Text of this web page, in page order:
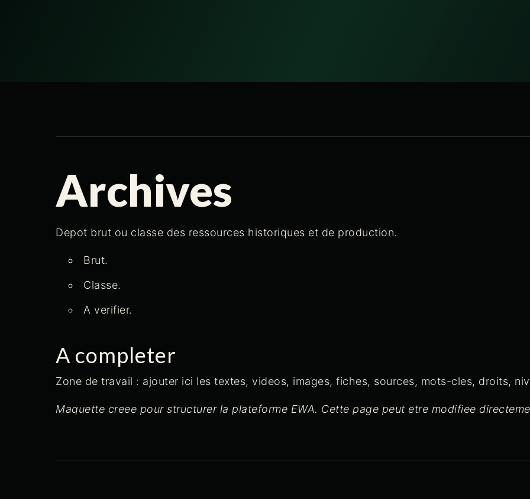
Archives
Depot brut ou classe des ressources historiques et de production.
Brut.
Classe.
A verifier.
A completer
Zone de travail : ajouter ici les textes, videos, images, fiches, sources, mots-cles, droits,
Maquette creee pour structurer la plateforme EWA. Cette page peut etre modifiee